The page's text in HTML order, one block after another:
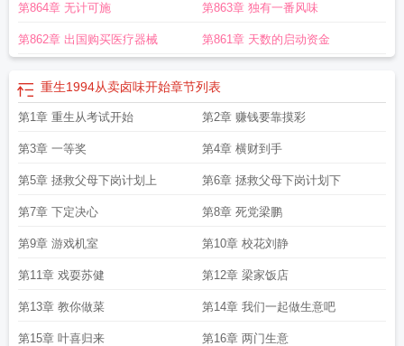
了 重生1994冷枫 重生1994秦川全文免费阅读 主角秦川重生1994
长清笔趣阁重生1994从卖卤味开始 重生1994刘美兰重生1994开局一个卤味摊
的重生1994从半岛长公主开始最新章节更新内容重生1994柳岸花又明重生
1994妻妾成群
重生1994之足坛风云 郭怒 重生1994当学霸
生1994草莽人生免费阅读
重生1994我在东北打鬼子重生1994熊白洲
的重生1994之足坛风云TXT 重生1994逃婚海钓赢麻了
1994之足坛风云2无弹窗重生1994女主重生1994草莽人生百度百科
婚海钓赢麻了重生1994草莽人生宫晓雨结局如何重生1994草莽人生TXT
1994从下岗工人开始TXT
重生1994叶俊海故事 重生1994逃婚海钓赢麻
富江小东 重生1994我把校长开除了 帮父亲做首富美食从卤味开始 剑照寒霜
钓赢麻了! 第1169章
重生1994之足坛风云二 重生1994全文免费阅读
从半岛长公主开始笔趣阁
重生1994叶枫免费阅读重生1994姜昊免费阅读
第864章 无计可施 第863章 独有一番风味
第862章 出国购买医疗器械 第861章 天数的启动资金
重生1994从卖卤味开始章节列表
第1章 重生从考试开始 第2章 赚钱要靠摸彩
第3章 一等奖 第4章 横财到手
第5章 拯救父母下岗计划上 第6章 拯救父母下岗计划下
第7章 下定决心 第8章 死党梁鹏
第9章 游戏机室 第10章 校花刘静
第11章 戏耍苏健 第12章 梁家饭店
第13章 教你做菜 第14章 我们一起做生意吧
第15章 叶喜归来 第16章 两门生意